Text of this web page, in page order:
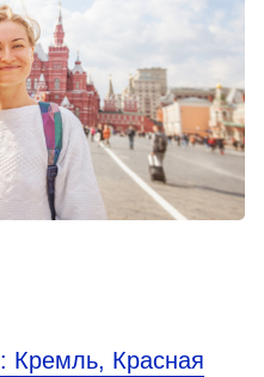
Кремль, Красная